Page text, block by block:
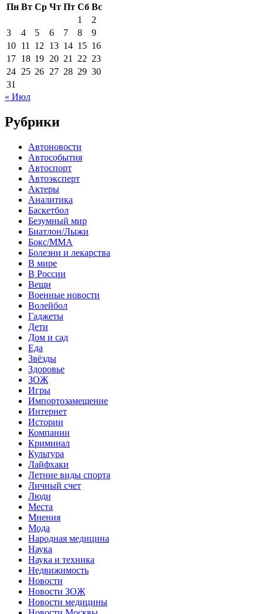
Пн Вт Ср Чт Пт Сб Вс
1
2
3
4 5 6 7 8
9
10 11 12 13 14 15 16
17 18 19 20 21 22 23
24 25 26 27 28 29 30
31
« Июл
Рубрики
Автоновости
Автособытия
Автоспорт
Автоэксперт
Актеры
Аналитика
Баскетбол
Безумный мир
Биатлон/Лыжи
Бокс/MMA
Болезни и лекарства
В мире
В России
Вещи
Военные новости
Волейбол
Гаджеты
Дети
Дом и сад
Еда
Звёзды
Здоровье
ЗОЖ
Игры
Импортозамещение
Интернет
Истории
Компании
Криминал
Культура
Лайфхаки
Летние виды спорта
Личный счет
Люди
Места
Мнения
Мода
Народная медицина
Наука
Наука и техника
Недвижимость
Новости
Новости ЗОЖ
Новости медицины